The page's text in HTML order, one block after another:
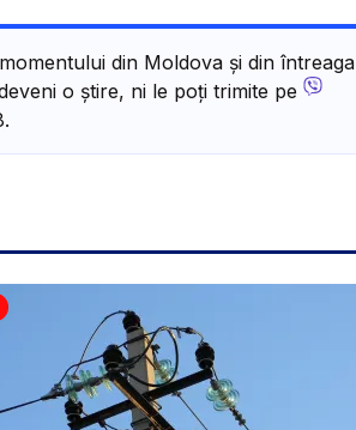
din Moldova și din întreaga
o știre, ni le poți trimite pe